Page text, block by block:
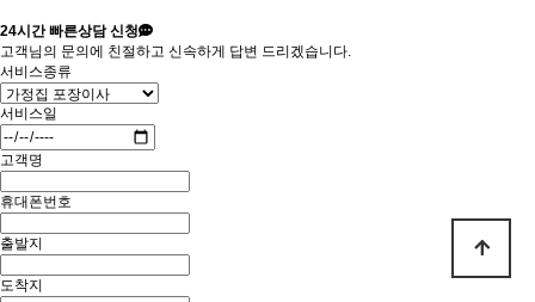
24시간빠른상담 신청
고객님의 문의에 친절하고 신속하게 답변 드리겠습니다.
서비스종류
서비스일
고객명
휴대폰번호
출발지
도착지